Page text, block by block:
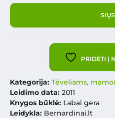
PRIDĖTI Į
Kategorija: Tėveliams,
Leidimo data: 2011
Knygos būklė: Labai gera
Leidykla: Bernardinai.lt